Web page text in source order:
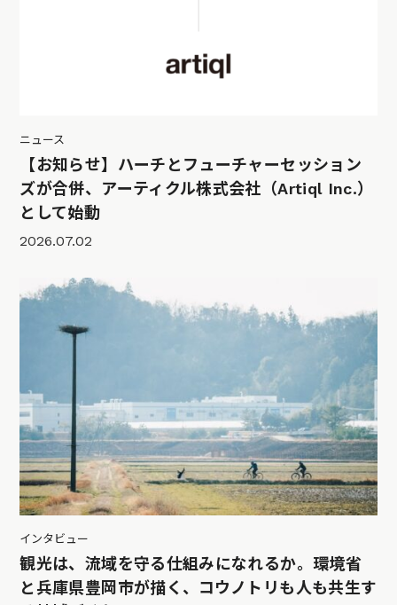
ニュース
【お知らせ】ハーチとフューチャーセッション
ズが合併、アーティクル株式会社（Artiql Inc.）
として始動
2026.07.02
インタビュー
観光は、流域を守る仕組みになれるか。環境省
と兵庫県豊岡市が描く、コウノトリも人も共生す